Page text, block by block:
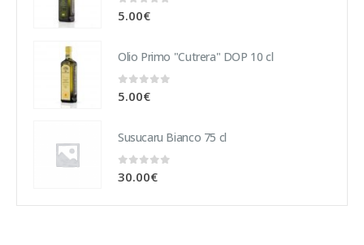
0 Su 5
5.00€
Olio Primo "Cutrera" DOP 10 cl
0 Su 5
5.00€
Susucaru Bianco 75 cl
0 Su 5
30.00€